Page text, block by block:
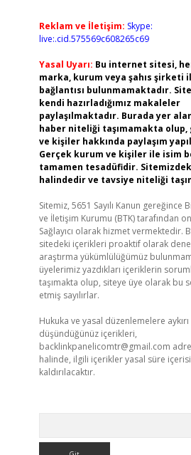
Reklam ve İletişim: Skype:
live:.cid.575569c608265c69
Yasal Uyarı: Bu internet sitesi,
marka, kurum veya şahıs şirketi
bağlantısı bulunmamaktadır.
kendi hazırladığımız makaleler
paylaşılmaktadır. Burada yer
haber niteliği taşımamakta
ve kişiler hakkında paylaşım
Gerçek kurum ve kişiler ile isim
tamamen tesadüfidir.
halindedir ve tavsiye niteliği
Sitemiz, 5651 Sayılı Kanun gereğince
ve İletişim Kurumu (BTK) tarafından
Sağlayıcı olarak hizmet vermektedir.
sitedeki içerikleri proaktif olarak
araştırma yükümlülüğümüz
üyelerimiz yazdıkları içeriklerin
taşımakta olup, siteye üye olarak bu
etmiş sayılırlar.
Hukuka ve yasal düzenlemelere
düşündüğünüz içerikleri,
backlinkpanelicomtr@gmail.com
halinde, ilgili içerikler yasal süre
kaldırılacaktır.